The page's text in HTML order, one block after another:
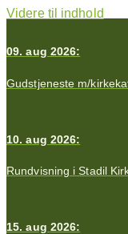
Videre til indhold
09. aug 2026:
Gudstjeneste m/
10. aug 2026:
Rundvisning i Stadil
15. aug 2026: